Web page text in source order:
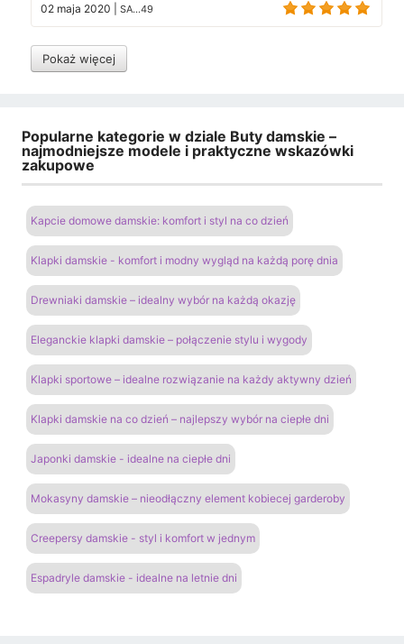
02 maja 2020 SA...49
Pokaż więcej
Popularne kategorie w dziale Buty damskie –
najmodniejsze modele i praktyczne wskazówki
zakupowe
Kapcie domowe damskie: komfort i styl na co dzień
Klapki damskie - komfort i modny wygląd na każdą porę dnia
Drewniaki damskie – idealny wybór na każdą okazję
Eleganckie klapki damskie – połączenie stylu i wygody
Klapki sportowe – idealne rozwiązanie na każdy aktywny dzień
Klapki damskie na co dzień – najlepszy wybór na ciepłe dni
Japonki damskie - idealne na ciepłe dni
Mokasyny damskie – nieodłączny element kobiecej garderoby
Creepersy damskie - styl i komfort w jednym
Espadryle damskie - idealne na letnie dni